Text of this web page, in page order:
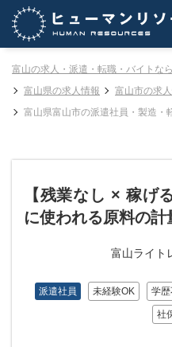
富山の求人・派遣・転職・バイトな
富山県の求人情報
富山市の求
富山県富山市の派遣社員・製造・
【残業なし × 稼げ
に使われる原料の
富山ライト
派遣社員 未経験OK 学歴
社